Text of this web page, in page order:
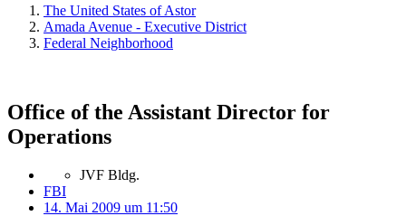
The United States of Astor
Amada Avenue - Executive District
Federal Neighborhood
Office of the Assistant Director for
Operations
JVF Bldg.
FBI
14. Mai 2009 um 11:50